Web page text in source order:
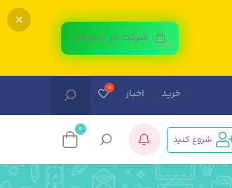
شرکت در سمینار
خرید اخبار
شروع کنید
0